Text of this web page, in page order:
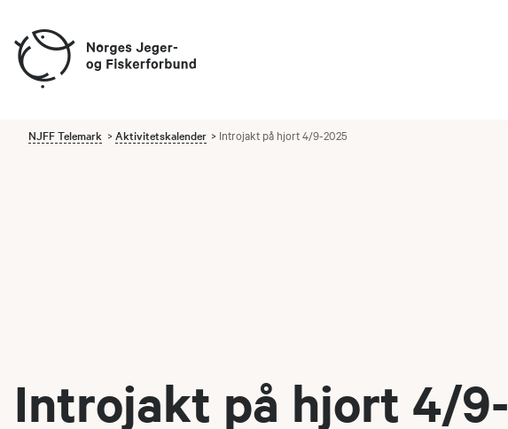
NJFF Telemark Aktivitetskalender Introjakt på hjort 4/9-2025
Introjakt på hjort 4/9-